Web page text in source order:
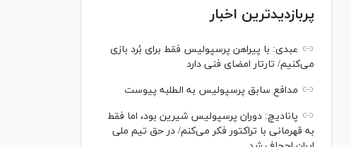
پربازدیدترین اخبار
عبدی: با پیراهن پرسپولیس فقط برای بُرد بازی
می‌کنیم/ تارتار امضای فنی دارد
مدافع سابق پرسپولیس به الطلبه پیوست
پانادیچ: دوران پرسپولیس شیرین بود، اما فقط
به قهرمانی با تراکتور فکر می‌کنم/ در حق تیم ملی